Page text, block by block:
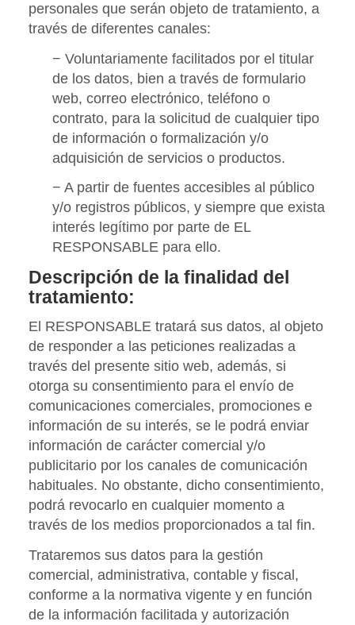
personales que serán objeto de tratamiento, a
través de diferentes canales:
− Voluntariamente facilitados por el titular
de los datos, bien a través de formulario
web, correo electrónico, teléfono o
contrato, para la solicitud de cualquier tipo
de información o formalización y/o
adquisición de servicios o productos.
− A partir de fuentes accesibles al público
y/o registros públicos, y siempre que exista
interés legítimo por parte de EL
RESPONSABLE para ello.
Descripción de la finalidad del
tratamiento:
El RESPONSABLE tratará sus datos, al objeto
de responder a las peticiones realizadas a
través del presente sitio web, además, si
otorga su consentimiento para el envío de
comunicaciones comerciales, promociones e
información de su interés, se le podrá enviar
información de carácter comercial y/o
publicitario por los canales de comunicación
habituales. No obstante, dicho consentimiento,
podrá revocarlo en cualquier momento a
través de los medios proporcionados a tal fin.
Trataremos sus datos para la gestión
comercial, administrativa, contable y fiscal,
conforme a la normativa vigente y en función
de la información facilitada y autorización